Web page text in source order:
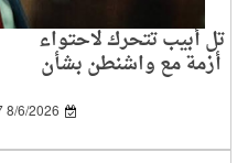
تل أبيب تتحرك لاحتواء
أزمة مع واشنطن بشأن
اتفاق غزة
8/6/2026 3:16:37 PM